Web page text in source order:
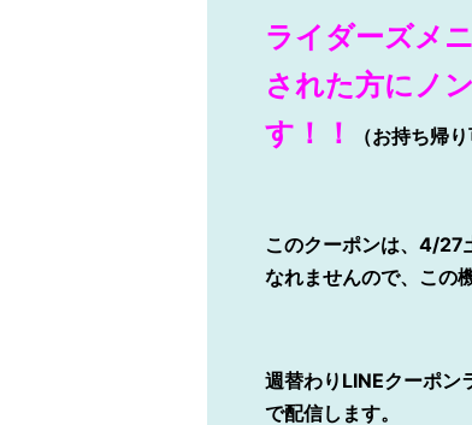
ライダーズメ
された方にノ
す！！
（お持ち帰り
このクーポンは、4/27
なれませんので、この
週替わりLINEクーポ
で配信します。